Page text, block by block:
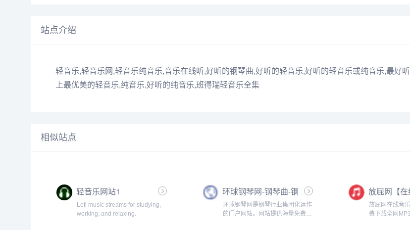
站点介绍
轻音乐,轻音乐网,轻音乐纯音乐,音乐在线听,好听的钢琴曲,好听的轻音乐,好听的轻音乐或纯音乐,最好
上最优美的轻音乐,纯音乐,好听的纯音乐,班得瑞轻音乐全集
相似站点
轻音乐网站1
Lofi music streams for studying,
working, and relaxing.
环球钢琴网-钢琴曲-钢
琴谱-钢琴入门-钢琴考
级
环球钢琴网是钢琴行业集团化运作
的门户网站。网站提供海量免费钢
放屁网【在
放屁网在线音
费下载全网